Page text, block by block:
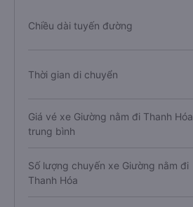
Chiều dài tuyến đường
Thời gian di chuyển
Giá vé xe Giường nằm đi Thanh Hóa
trung bình
Số lượng chuyến xe Giường nằm đi
Thanh Hóa